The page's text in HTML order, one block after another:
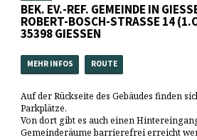
BEK. EV.-REF. GEMEINDE IN
ROBERT-BOSCH-STRASSE 14
35398 GIESSEN
MEHR INFOS ROUTE
Auf der Rückseite des Gebäudes finden
Parkplätze.
Von dort gibt es auch einen
Gemeinderäume barrierefrei erreicht